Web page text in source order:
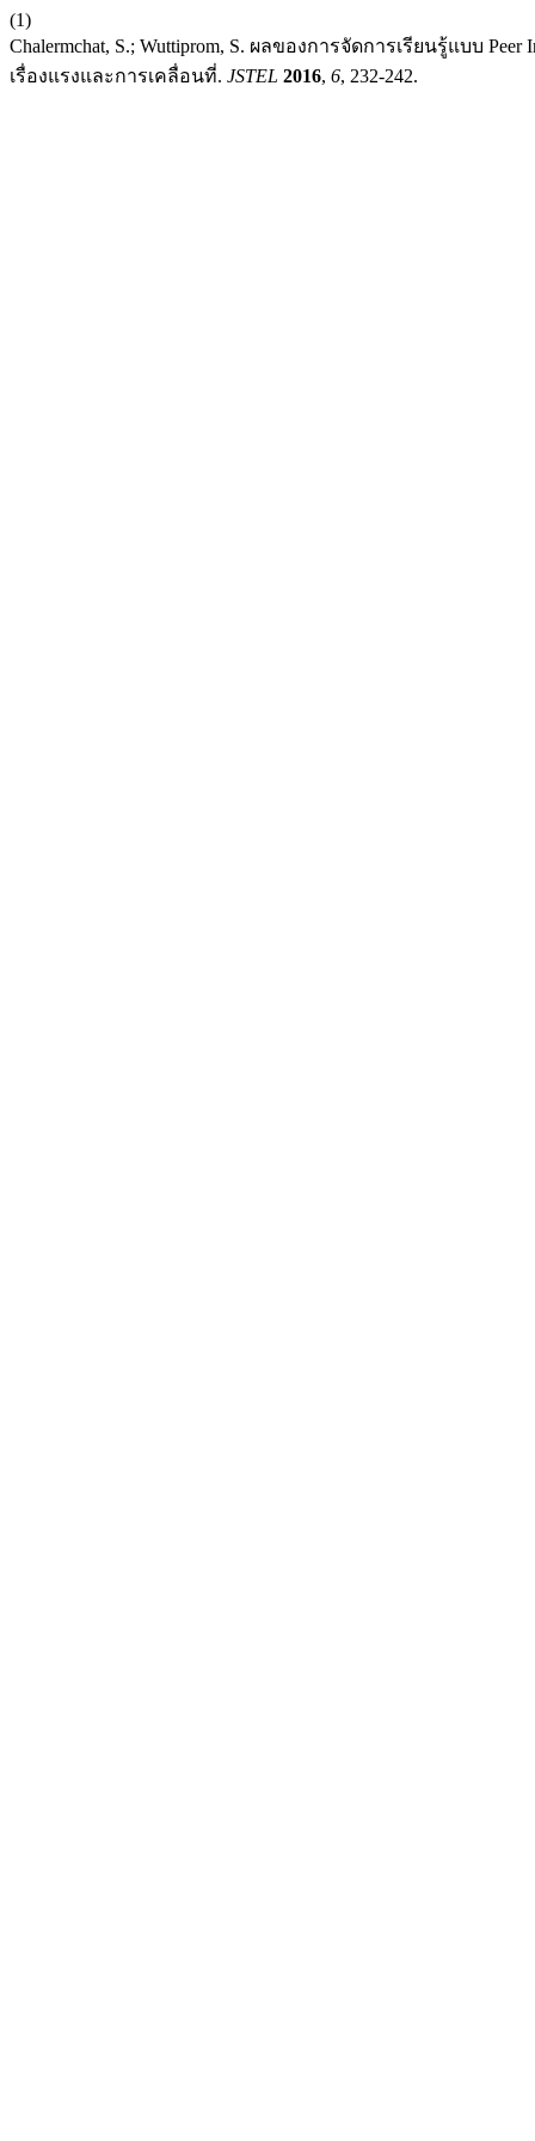
(1)
Chalermchat, S.; Wuttiprom, S. ผลของการจัดการเรียนรู้แบบ
เรื่องแรงและการเคลื่อนที่. JSTEL 2016, 6, 232-242.